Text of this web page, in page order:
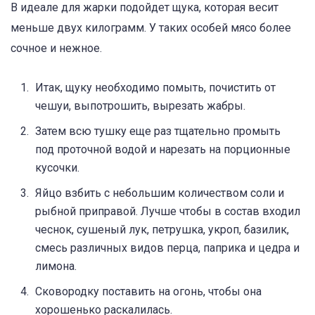
В идеале для жарки подойдет щука, которая весит
меньше двух килограмм. У таких особей мясо более
сочное и нежное.
Итак, щуку необходимо помыть, почистить от
чешуи, выпотрошить, вырезать жабры.
Затем всю тушку еще раз тщательно промыть
под проточной водой и нарезать на порционные
кусочки.
Яйцо взбить с небольшим количеством соли и
рыбной приправой. Лучше чтобы в состав входил
чеснок, сушеный лук, петрушка, укроп, базилик,
смесь различных видов перца, паприка и цедра и
лимона.
Сковородку поставить на огонь, чтобы она
хорошенько раскалилась.